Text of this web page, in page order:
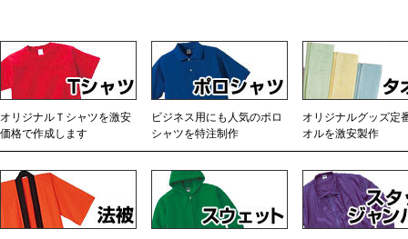
オリジナルＴシャツを激安
価格で作成します
ビジネス用にも人気のポロ
シャツを特注制作
オリジナルグッズ定
オルを激安製作